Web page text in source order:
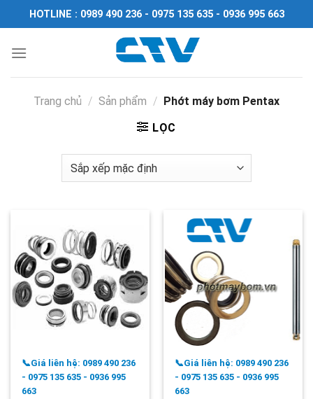
Chuyển
đến
dung
HOTLINE : 0989 490 236 - 0975 135 635 - 0936 995 663
Trang chủ / Sản phẩm / Phớt máy bơm Pentax
LỌC
📞Giá liên hệ: 0989 490 236
- 0975 135 635 - 0936 995
663
📞Giá liên hệ: 0989 490 236
- 0975 135 635 - 0936 995
663